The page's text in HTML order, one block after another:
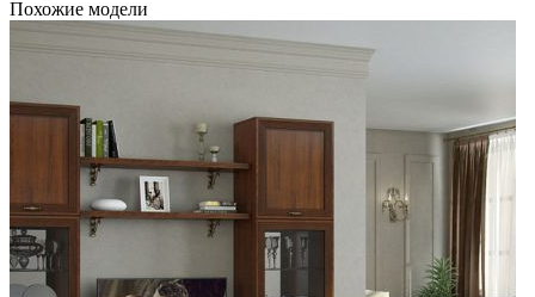
Похожие модели